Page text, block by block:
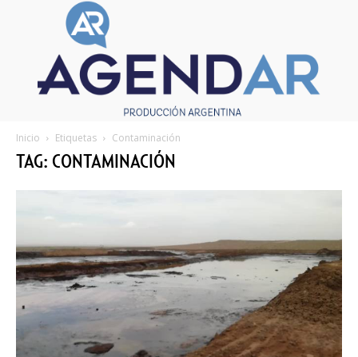
Inicio Etiquetas Contaminación
TAG: CONTAMINACIÓN